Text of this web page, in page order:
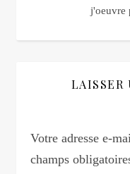
j'oeuvre
LAISSER
Votre adresse e-
champs